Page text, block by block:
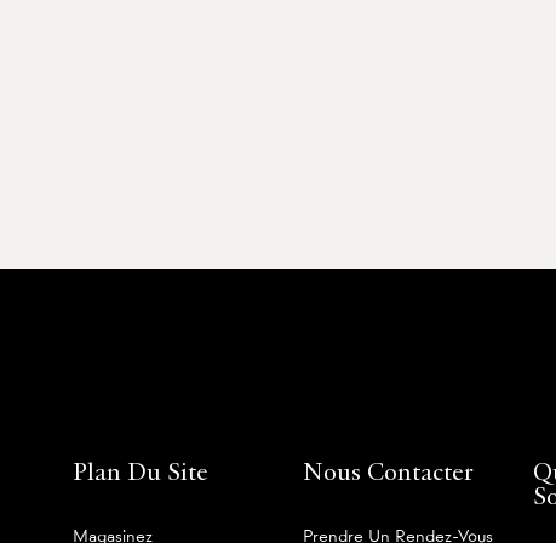
Plan Du Site
Magasinez
Nous Contacter
Prendre Un Rendez-Vous